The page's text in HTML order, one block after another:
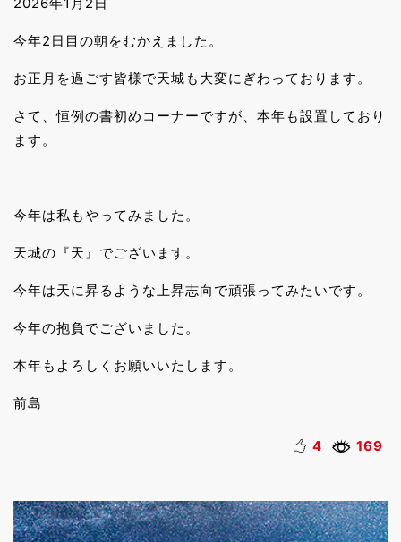
今年2日目の朝をむかえました。
お正月を過ごす皆様で天城も大変にぎわっております。
さて、恒例の書初めコーナーですが、本年も設置しており
ます。
今年は私もやってみました。
天城の『天』でございます。
今年は天に昇るような上昇志向で頑張ってみたいです。
今年の抱負でございました。
本年もよろしくお願いいたします。
前島
4 169